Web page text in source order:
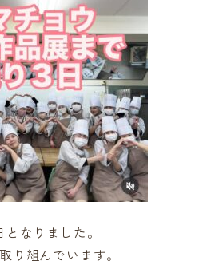
なりました。
り組んでいます。